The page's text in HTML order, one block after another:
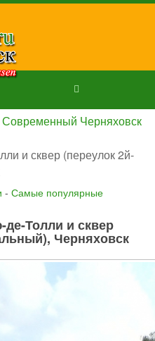
Современный Черняховск
и сквер (переулок 2й-
- Самые популярные
Толли и сквер
Черняховск